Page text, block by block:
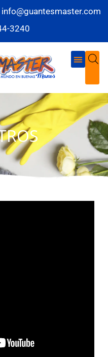
info@guantesmaster.com
3240